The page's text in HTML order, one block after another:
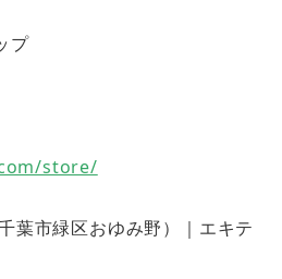
プ
store/
葉市緑区おゆみ野）｜エキテ